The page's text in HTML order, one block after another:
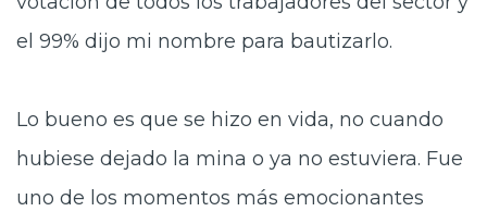
el 99% dijo mi nombre para bautizarlo.
Lo bueno es que se hizo en vida, no cuando
hubiese dejado la mina o ya no estuviera. Fue
uno de los momentos más emocionantes